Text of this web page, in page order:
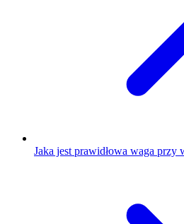
Jaka jest prawidłowa waga przy